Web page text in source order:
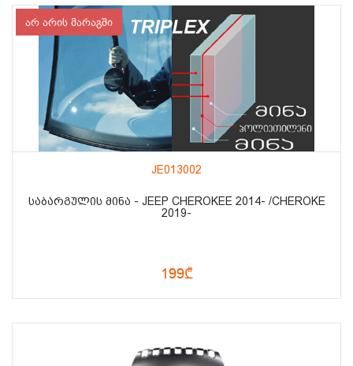
არ არის მარაგში
JE013002
ᲡᲐᲑᲐᲠᲒᲣᲚᲘᲡ ᲛᲘᲜᲐ - JEEP CHEROKEE 2014- /CHEROKE
2019-
199₾